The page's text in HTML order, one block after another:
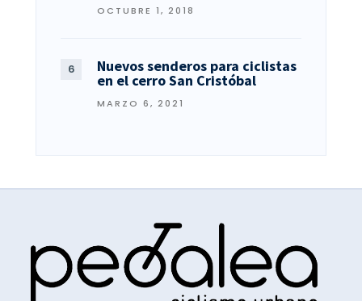
OCTUBRE 1, 2018
Nuevos senderos para ciclistas
en el cerro San Cristóbal
MARZO 6, 2021